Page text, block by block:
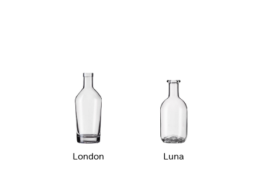
London Luna